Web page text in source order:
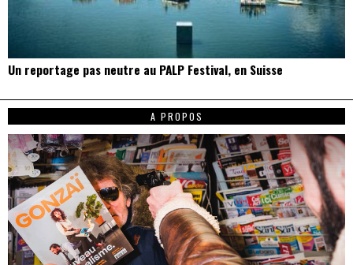
Un reportage pas neutre au PALP Festival, en Suisse
A PROPOS